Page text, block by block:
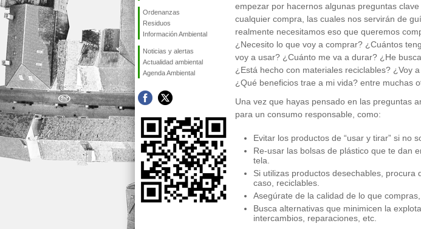
Ordenanzas
Residuos
Información Ambiental
Noticias y alertas
Actualidad ambiental
Agenda Ambiental
empezar por hacernos algunas preguntas
cualquier compra, las cuales nos servirán de
realmente necesitamos eso que queremos
¿Necesito lo que voy a comprar? ¿Cuántos
voy a usar? ¿Cuánto me va a durar? ¿He
¿Está hecho con materiales reciclables? ¿Voy
¿Qué beneficios trae a mi vida? entre muchas
Una vez que hayas pensado en las preguntas
para un consumo responsable, como:
Evitar los productos de “usar y tirar” si no
Re-usar las bolsas de plástico que te dan
tela.
Si utilizas productos desechables,
caso, reciclables.
Asegúrate de la calidad de lo que
Busca alternativas que minimicen la
intercambios, reparaciones, etc.